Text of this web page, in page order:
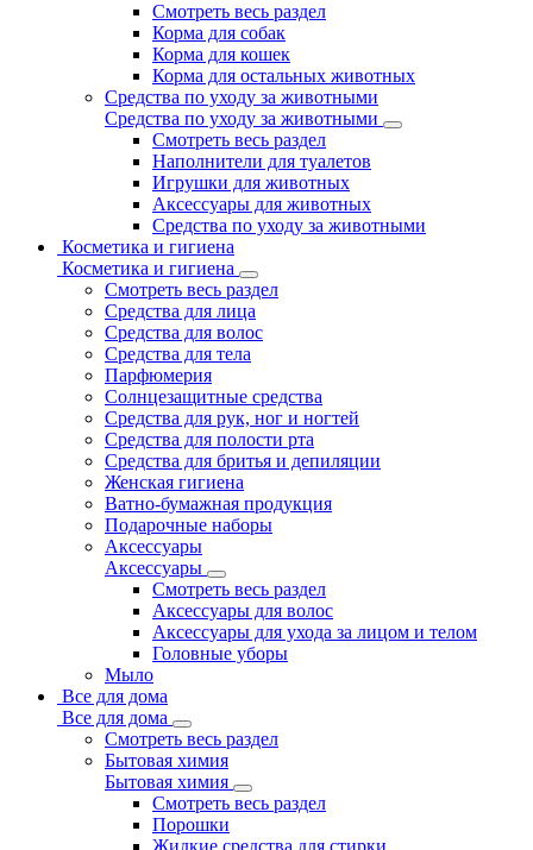
Смотреть весь раздел
Корма для собак
Корма для кошек
Корма для остальных животных
Средства по уходу за животными
Средства по уходу за животными
Смотреть весь раздел
Наполнители для туалетов
Игрушки для животных
Аксессуары для животных
Средства по уходу за животными
Косметика и гигиена
Косметика и гигиена
Смотреть весь раздел
Средства для лица
Средства для волос
Средства для тела
Парфюмерия
Солнцезащитные средства
Средства для рук, ног и ногтей
Средства для полости рта
Средства для бритья и депиляции
Женская гигиена
Ватно-бумажная продукция
Подарочные наборы
Аксессуары
Аксессуары
Смотреть весь раздел
Аксессуары для волос
Аксессуары для ухода за лицом и телом
Головные уборы
Мыло
Все для дома
Все для дома
Смотреть весь раздел
Бытовая химия
Бытовая химия
Смотреть весь раздел
Порошки
Жидкие средства для стирки